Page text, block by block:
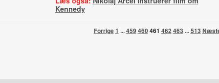
Kennedy
Forrige1 ...459460461 462 463 ...513